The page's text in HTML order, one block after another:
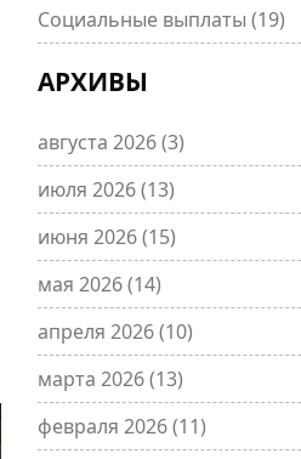
Социальные выплаты (19)
АРХИВЫ
августа 2026(3)
июля 2026(13)
июня 2026(15)
мая 2026(14)
апреля 2026(10)
марта 2026(13)
февраля 2026(11)